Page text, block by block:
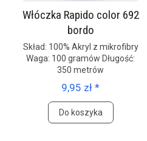
Włóczka Rapido color 692
bordo
Skład: 100% Akryl z mikrofibry
Waga: 100 gramów Długość:
350 metrów
9,95 zł *
Do koszyka